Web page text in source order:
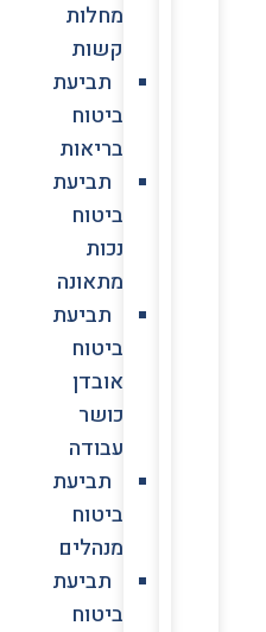
מחלות
קשות
תביעת
ביטוח
בריאות
תביעת
ביטוח
נכות
מתאונה
תביעת
ביטוח
אובדן
כושר
עבודה
תביעת
ביטוח
מנהלים
תביעת
ביטוח